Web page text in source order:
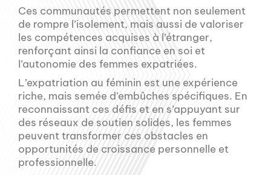
Ces communautés permettent non seulement
de rompre l’isolement, mais aussi de valoriser
les compétences acquises à l’étranger,
renforçant ainsi la confiance en soi et
l’autonomie des femmes expatriées.
L’expatriation au féminin est une expérience
riche, mais semée d’embûches spécifiques. En
reconnaissant ces défis et en s’appuyant sur
des réseaux de soutien solides, les femmes
peuvent transformer ces obstacles en
opportunités de croissance personnelle et
professionnelle.